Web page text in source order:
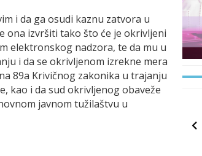
i da ga osudi kaznu zatvora u
ona izvršiti tako što će je okrivljeni
elektronskog nadzora, te da mu u
i da se okrivljenom izrekne mera
89a Krivičnog zakonika u trajanju
kao i da sud okrivljenog obaveže
javnom tužilaštvu u